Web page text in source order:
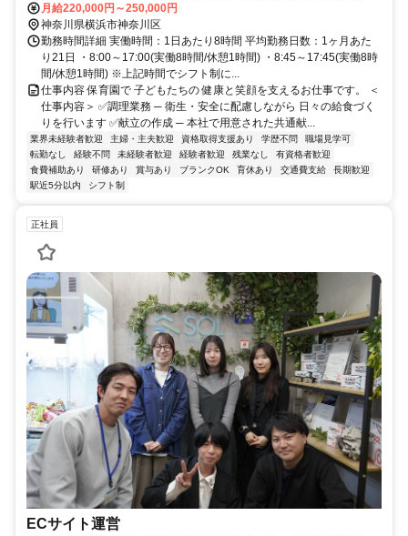
月給220,000円～250,000円
神奈川県横浜市神奈川区
勤務時間詳細 実働時間：1日あたり8時間 平均勤務日数：1ヶ月あた
り21日 ・8:00～17:00(実働8時間/休憩1時間) ・8:45～17:45(実働8時
間/休憩1時間) ※上記時間でシフト制に...
仕事内容 保育園で 子どもたちの 健康と笑顔を支えるお仕事です。 ＜
仕事内容＞ ✅調理業務 ─ 衛生・安全に配慮しながら 日々の給食づく
りを行います ✅献立の作成 ─ 本社で用意された共通献...
業界未経験者歓迎 主婦・主夫歓迎 資格取得支援あり 学歴不問
職場見学可
転勤なし
経験不問 未経験者歓迎 経験者歓迎 残業なし
有資格者歓迎
食費補助あり
研修あり 賞与あり ブランクOK 育休あり 交通費支給
長期歓迎
駅近5分以内
シフト制
正社員
ECサイト運営